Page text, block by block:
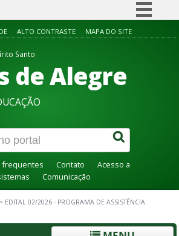
Simplifique!
Acesso à informação
Canais
ALTO CONTRASTE MAPA DO SITE
Santo
de Alegre
frequentes Contato
Acesso a
Comunicação
> EDITAL 02/2026 - PROGRAMA DE ASSISTÊNCIA